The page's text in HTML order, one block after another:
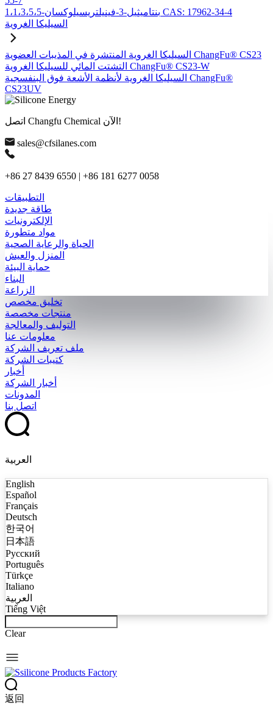
1،1،3،5،5-بنتاميثيل-3-فينيلتريسيلوكسان CAS: 17962-34-4
السيليكا الغروية
السيليكا الغروية المنتشرة في المذيبات العضوية ChangFu® CS23
التشتت المائي للسيليكا الغروية ChangFu® CS23-W
السيليكا الغروية لأنظمة الأشعة فوق البنفسجية ChangFu®
CS23UV
اتصل Changfu Chemical الآن!
sales@cfsilanes.com
+86 27 8439 6550 | +86 181 6277 0058
التطبيقات
طاقة جديدة
الإلكترونيات
مواد متطورة
الحياة والرعاية الصحية
المنزل والعيش
حماية البيئة
البناء
الزراعة
تخليق مخصص
منتجات مخصصة
التوليف والمعالجة
معلومات عنا
ملف تعريف الشركة
كتيبات الشركة
أخبار
أخبار الشركة
المدونات
اتصل بنا
العربية
English
Español
Français
Deutsch
한국어
日本語
Русский
Português
Türkçe
Italiano
العربية
Tiếng Việt
Clear
返回